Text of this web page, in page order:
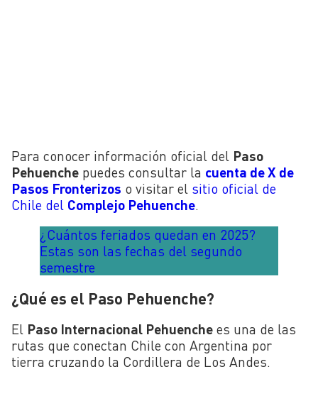
Para conocer información oficial del Paso
Pehuenche puedes consultar la cuenta de X de
Pasos Fronterizos o visitar el sitio oficial de
Chile del Complejo Pehuenche.
¿Cuántos feriados quedan en 2025?
Estas son las fechas del segundo
semestre
¿Qué es el Paso Pehuenche?
El Paso Internacional Pehuenche es una de las
rutas que conectan Chile con Argentina por
tierra cruzando la Cordillera de Los Andes.